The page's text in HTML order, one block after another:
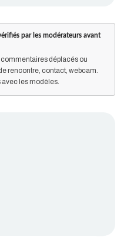
par les modérateurs avant
déplacés ou
rencontre, contact, webcam.
les modèles.